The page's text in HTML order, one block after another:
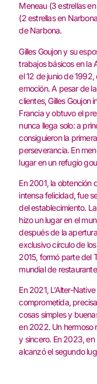
Meneau‭ (‬3‭ ‬estrellas
(‬2‭ ‬estrellas en
de Narbona‭.‬
Gilles Goujon y su
trabajos básicos en la
el 12‭ ‬de junio de
emoción‭. ‬A pesar de
clientes‭, ‬Gilles Goujon
Francia y obtuvo el
‬nunca llega solo‭: ‬a
consiguieron la
perseverancia‭. ‬En
lugar en un refugio
En 2001‭, ‬la obtención
intensa felicidad‭, ‬fue
‬del establecimiento‭.
hizo un lugar en el
después de la
exclusivo círculo de
2015‭, ‬formó parte del
mundial de
En 2021‭, ‬L’Alter-
comprometida‭,
cosas simples y‭
en 2022‭. ‬Un hermoso
y sincero‭. ‬En‭ ‬2023‭,
alcanzó el segundo